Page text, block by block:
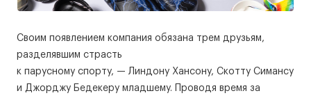
Своим появлением компания обязана трем друзьям,
разделявшим страсть
к парусному спорту, — Линдону Хансону, Скотту Симансу
и Джорджу Бедекеру младшему. Проводя время за